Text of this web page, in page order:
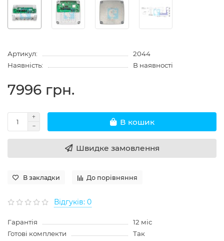
Артикул:
2044
Наявність:
В наявності
7996 грн.
В кошик
Швидке замовлення
В закладки До порівняння
Відгуків: 0
Гарантія
12 міс
Готові комплекти
Так